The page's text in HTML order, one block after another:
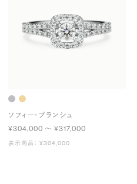
ソフィー・ブランシュ
¥304,000 〜 ¥317,000
表示商品： ¥304,000